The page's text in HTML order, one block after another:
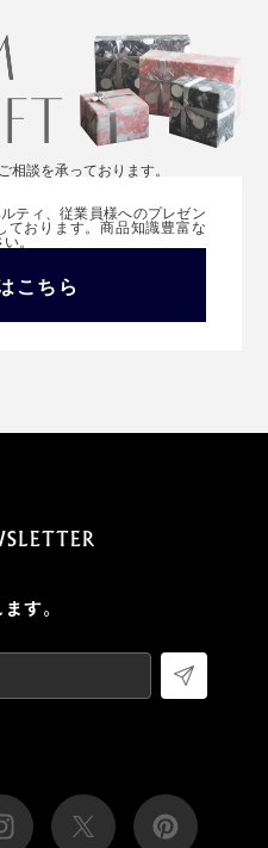
談を承っております。
ティ、従業員様へのプレゼン
ております。商品知識豊富な
い。
こちら
す。